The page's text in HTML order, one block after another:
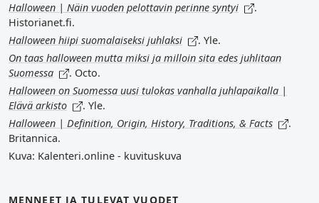
Halloween | Näin vuoden pelottavin perinne syntyi
.
Historianet.fi.
Halloween hiipi suomalaiseksi juhlaksi
. Yle.
On taas halloween mutta miksi ja milloin sita edes juhlitaan
Suomessa
. Octo.
Halloween on Suomessa uusi tulokas vanhalla juhlapaikalla |
Elävä arkisto
. Yle.
Halloween | Definition, Origin, History, Traditions, & Facts
.
Britannica.
Kuva: Kalenteri.online - kuvituskuva
MENNEET JA TULEVAT VUODET